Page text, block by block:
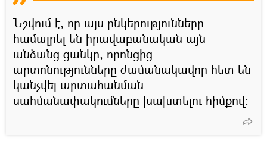
Նշվում է, որ այս ընկերությունները
համալրել են իրավաբանական այն
անձանց ցանկը, որոնցից
արտոնությունները ժամանակավոր հետ են
կանչվել արտահանման
սահմանափակումները խախտելու հիմքով։